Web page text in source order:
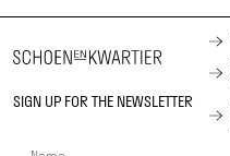
SIGN UP FOR THE NEWSLETTER